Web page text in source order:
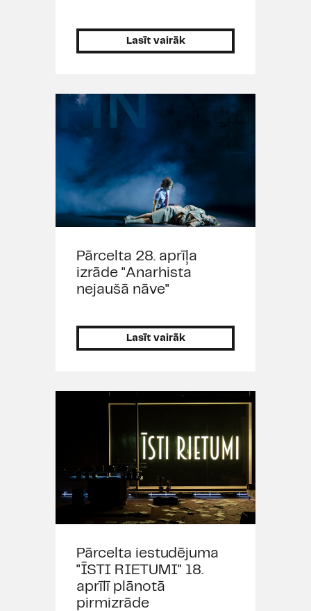
Lasīt vairāk
Pārcelta 28. aprīļa
izrāde "Anarhista
nejaušā nāve"
Lasīt vairāk
Pārcelta iestudējuma
"ĪSTI RIETUMI" 18.
aprīlī plānotā
pirmizrāde